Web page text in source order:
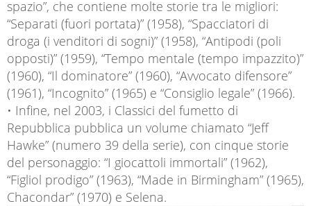
spazio”, che contiene molte storie tra le migliori:
“Separati (fuori portata)” (1958), “Spacciatori di
droga (i venditori di sogni)” (1958), “Antipodi (poli
opposti)” (1959), “Tempo mentale (tempo impazzito)”
(1960), “Il dominatore” (1960), “Avvocato difensore”
(1961), “Incognito” (1965) e “Consiglio legale” (1966).
• Infine, nel 2003, i Classici del fumetto di
Repubblica pubblica un volume chiamato “Jeff
Hawke” (numero 39 della serie), con cinque storie
del personaggio: “I giocattoli immortali” (1962),
“Figliol prodigo” (1963), “Made in Birmingham” (1965),
Chacondar” (1970) e Selena.